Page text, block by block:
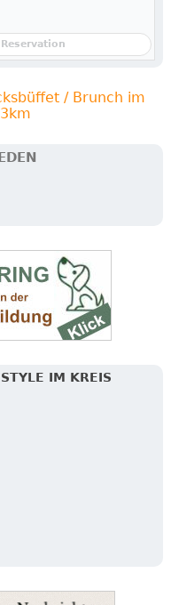
Reservation
/ Brunch im
IM KREIS